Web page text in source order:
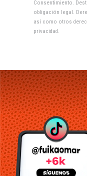
Consentimiento.
obligación legal.
así como otros
privacidad .